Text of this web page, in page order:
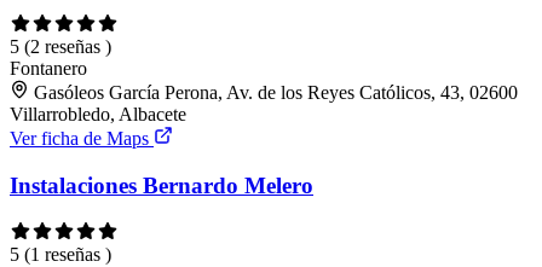
5 (2 reseñas )
Fontanero
Gasóleos García Perona, Av. de los Reyes Católicos, 43, 02600
Villarrobledo, Albacete
Ver ficha de Maps
Instalaciones Bernardo Melero
5 (1 reseñas )